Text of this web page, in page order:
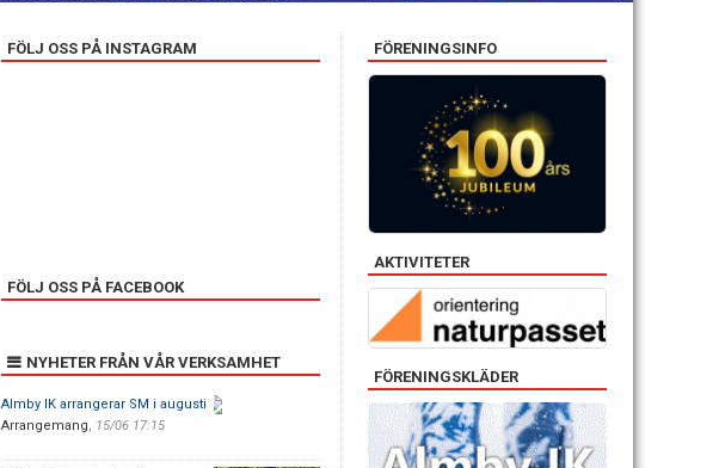
FÖLJ OSS PÅ INSTAGRAM
FÖLJ OSS PÅ FACEBOOK
NYHETER FRÅN VÅR VERKSAMHET
Almby IK arrangerar SM i augusti
Arrangemang, 15/06 17:15
FÖRENINGSINFO
AKTIVITETER
FÖRENINGSKLÄDER